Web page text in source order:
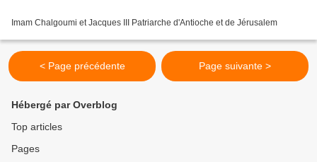
Imam Chalgoumi et Jacques III Patriarche d'Antioche et de Jérusalem
< Page précédente Page suivante >
Hébergé par Overblog
Top articles
Pages